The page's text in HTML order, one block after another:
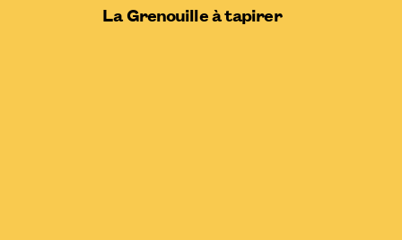
La Grenouille à tapirer